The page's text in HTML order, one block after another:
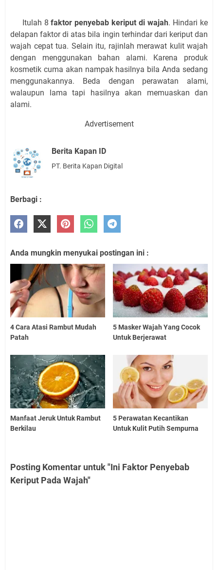
Itulah 8faktor penyebab keriput di wajah. Hindari ke
delapan faktor di atas bila ingin terhindar dari keriput dan
wajah cepat tua. Selain itu, rajinlah merawat kulit wajah
dengan menggunakan bahan alami. Karena produk
kosmetik cuma akan nampak hasilnya bila Anda sedang
menggunakannya. Beda dengan perawatan alami,
walaupun lama tapi hasilnya akan memuaskan dan
alami.
Advertisement
Berita Kapan ID
PT. Berita Kapan Digital
Berbagi :
Anda mungkin menyukai postingan ini :
4 Cara Atasi Rambut Mudah
Patah
5 Masker Wajah Yang Cocok
Untuk Berjerawat
Manfaat Jeruk Untuk Rambut
Berkilau
5 Perawatan Kecantikan
Untuk Kulit Putih Sempurna
Posting Komentar untuk "Ini Faktor Penyebab
Keriput Pada Wajah"